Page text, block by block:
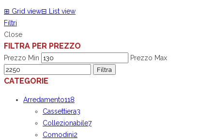
⊞ Grid view⊟
List view
Filtri
Close
FILTRA PER PREZZO
Prezzo Min
Prezzo Max
Filtra
CATEGORIE
Arredamento118
Cassettiera3
Collezionabile7
Comodini2